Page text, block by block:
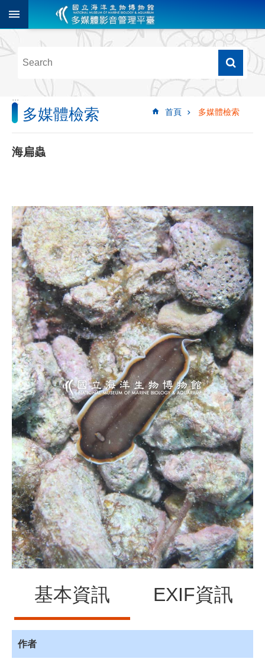
跳到主要內容區塊
階
尋
多
媒
體
檢
像
影
音
音
源
訊
息
發
布
諮
詢
服
務
會
員
專
區
首
頁
館
員
登
入
覽
購
:::
首頁 多媒體檢索
多媒體檢索
海扁蟲
基本資訊 EXIF資訊
作者